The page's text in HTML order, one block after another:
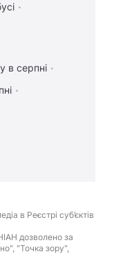
в серпні
в Реєстрі суб’єктів
дозволено за
"Точка зору",